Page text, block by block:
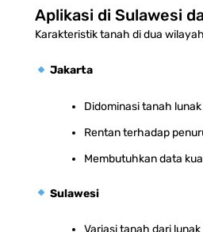
Aplikasi di Sulawesi
Karakteristik tanah di dua
Jakarta
Didominasi tanah
Rentan terhadap
Membutuhkan data
Sulawesi